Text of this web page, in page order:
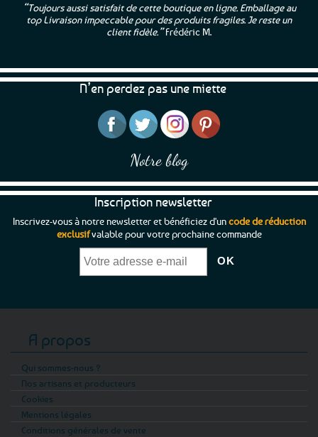
“Toujours aussi satisfait de cette boutique en ligne. Emballage au
top Livraison impeccable pour des produits fragiles. Je reste un
client fidèle.”Frédéric M.
N’en perdez pas une miette
Notre blog
Inscription newsletter
Inscrivez-vous à notre newsletter et bénéficiez d'uncode de réduction
exclusifvalable pour votre prochaine commande
A propos
Qui sommes-nous ?
Nos artisans et producteurs
Cookies
Mentions légales
Conditions générales de vente